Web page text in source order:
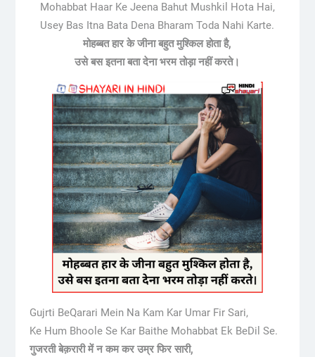
Mohabbat Haar Ke Jeena Bahut Mushkil Hota Hai,
Usey Bas Itna Bata Dena Bharam Toda Nahi Karte.
मोहब्बत हार के जीना बहुत मुश्किल होता है,
उसे बस इतना बता देना भरम तोड़ा नहीं करते।
Gujrti BeQarari Mein Na Kam Kar Umar Fir Sari,
Ke Hum Bhoole Se Kar Baithe Mohabbat Ek BeDil Se.
गुजरती बेक़रारी में न कम कर उम्र फिर सारी,